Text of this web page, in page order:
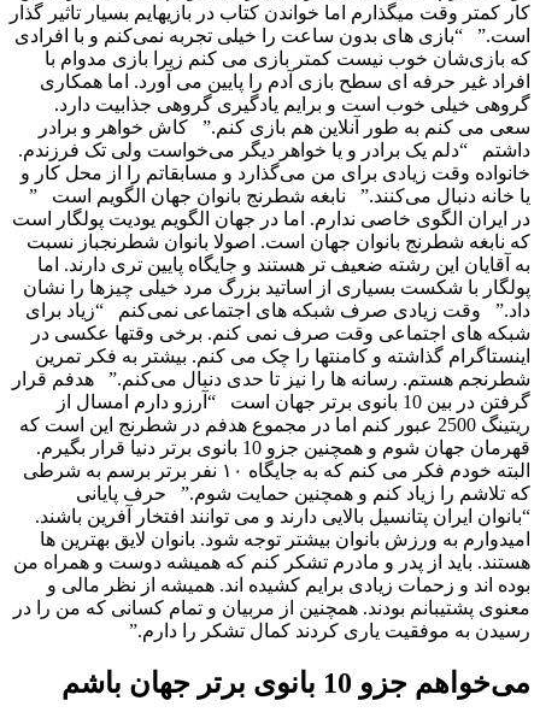
می‌خواهم جزو 10 بانوی برتر جهان باشم